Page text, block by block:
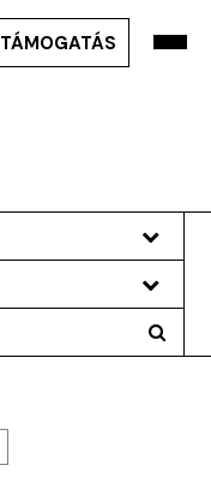
TÁMOGATÁS